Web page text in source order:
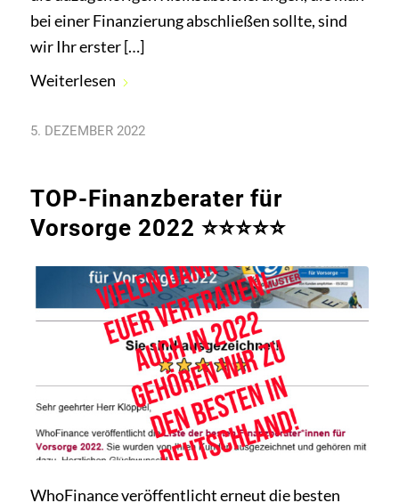
bei einer Finanzierung abschließen sollte, sind
wir Ihr erster […]
Weiterlesen
5. DEZEMBER 2022
TOP-Finanzberater für
Vorsorge 2022 ⭐⭐⭐⭐⭐
WhoFinance veröffentlicht erneut die besten